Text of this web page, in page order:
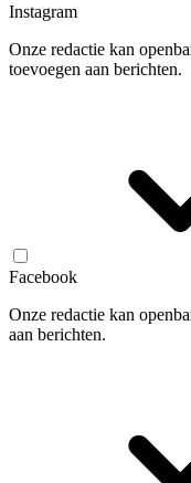
Instagram
Onze redactie kan
toevoegen aan berichten.
Facebook
Onze redactie kan
aan berichten.